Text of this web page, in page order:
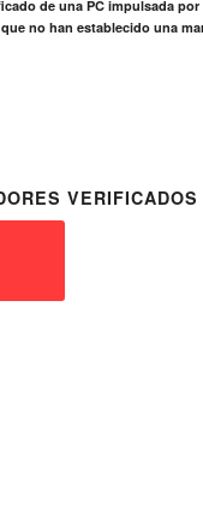
de una PC impulsada
no han establecido una